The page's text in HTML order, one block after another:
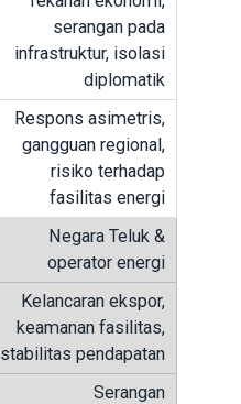
serangan pada
infrastruktur, isolasi
diplomatik
Respons asimetris,
gangguan regional,
risiko terhadap
fasilitas energi
Negara Teluk &
operator energi
Kelancaran ekspor,
keamanan fasilitas,
stabilitas pendapatan
Serangan